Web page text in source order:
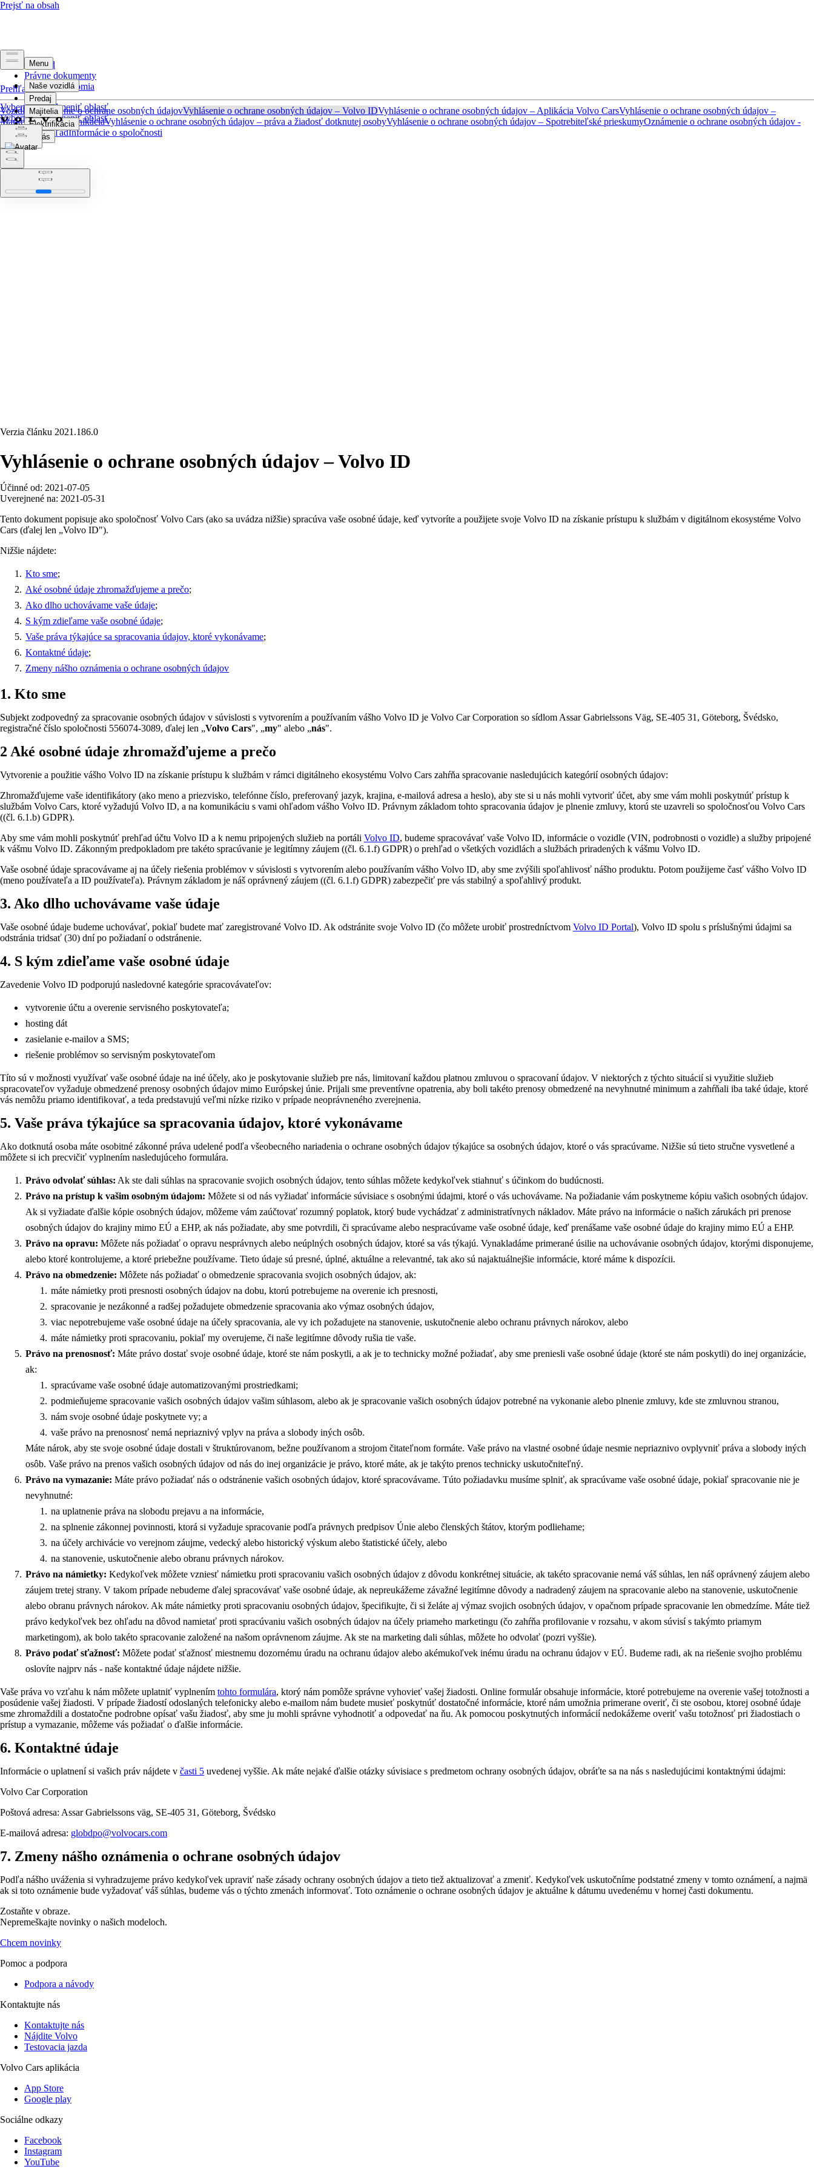
Prehľad
Právne dokumenty
Ochrana súkromia
Vyberte jazykZmeniť oblasť
Vyberte jazykZmeniť oblasť
Prehľad
Vozidlo, vyhlásenie o ochrane osobných údajovVyhlásenie o ochrane osobných údajov – Volvo IDVyhlásenie o ochrane osobných údajov – Aplikácia Volvo CarsVyhlásenie o ochrane osobných údajov –
Marketingová komunikáciaVyhlásenie o ochrane osobných údajov – práva a žiadosť dotknutej osobyVyhlásenie o ochrane osobných údajov – Spotrebiteľské prieskumyOznámenie o ochrane osobných údajov -
kamerový dohľadInformácie o spoločnosti
Verzia článku 2021.186.0
Vyhlásenie o ochrane osobných údajov – Volvo ID
Účinné od: 2021-07-05
Uverejnené na: 2021-05-31
Tento dokument popisuje ako spoločnosť Volvo Cars (ako sa uvádza nižšie) spracúva vaše osobné údaje, keď vytvoríte a použijete svoje Volvo ID na získanie prístupu k službám v digitálnom ekosystéme Volvo
Cars (ďalej len „Volvo ID").
Nižšie nájdete:
Kto sme;
Aké osobné údaje zhromažďujeme a prečo;
Ako dlho uchovávame vaše údaje;
S kým zdieľame vaše osobné údaje;
Vaše práva týkajúce sa spracovania údajov, ktoré vykonávame;
Kontaktné údaje;
Zmeny nášho oznámenia o ochrane osobných údajov
1. Kto sme
Subjekt zodpovedný za spracovanie osobných údajov v súvislosti s vytvorením a používaním vášho Volvo ID je Volvo Car Corporation so sídlom Assar Gabrielssons Väg, SE-405 31, Göteborg, Švédsko,
registračné číslo spoločnosti 556074-3089, ďalej len „Volvo Cars", „my" alebo „nás".
2 Aké osobné údaje zhromažďujeme a prečo
Vytvorenie a použitie vášho Volvo ID na získanie prístupu k službám v rámci digitálneho ekosystému Volvo Cars zahŕňa spracovanie nasledujúcich kategórií osobných údajov:
Zhromažďujeme vaše identifikátory (ako meno a priezvisko, telefónne číslo, preferovaný jazyk, krajina, e-mailová adresa a heslo), aby ste si u nás mohli vytvoriť účet, aby sme vám mohli poskytnúť prístup k
službám Volvo Cars, ktoré vyžadujú Volvo ID, a na komunikáciu s vami ohľadom vášho Volvo ID. Právnym základom tohto spracovania údajov je plnenie zmluvy, ktorú ste uzavreli so spoločnosťou Volvo Cars
((čl. 6.1.b) GDPR).
Aby sme vám mohli poskytnúť prehľad účtu Volvo ID a k nemu pripojených služieb na portáli Volvo ID, budeme spracovávať vaše Volvo ID, informácie o vozidle (VIN, podrobnosti o vozidle) a služby pripojené
k vášmu Volvo ID. Zákonným predpokladom pre takéto spracúvanie je legitímny záujem ((čl. 6.1.f) GDPR) o prehľad o všetkých vozidlách a službách priradených k vášmu Volvo ID.
Vaše osobné údaje spracovávame aj na účely riešenia problémov v súvislosti s vytvorením alebo používaním vášho Volvo ID, aby sme zvýšili spoľahlivosť nášho produktu. Potom použijeme časť vášho Volvo ID
(meno používateľa a ID používateľa). Právnym základom je náš oprávnený záujem ((čl. 6.1.f) GDPR) zabezpečiť pre vás stabilný a spoľahlivý produkt.
3. Ako dlho uchovávame vaše údaje
Vaše osobné údaje budeme uchovávať, pokiaľ budete mať zaregistrované Volvo ID. Ak odstránite svoje Volvo ID (čo môžete urobiť prostredníctvom Volvo ID Portal), Volvo ID spolu s príslušnými údajmi sa
odstránia tridsať (30) dní po požiadaní o odstránenie.
4. S kým zdieľame vaše osobné údaje
Zavedenie Volvo ID podporujú nasledovné kategórie spracovávateľov:
vytvorenie účtu a overenie servisného poskytovateľa;
hosting dát
zasielanie e-mailov a SMS;
riešenie problémov so servisným poskytovateľom
Títo sú v možnosti využívať vaše osobné údaje na iné účely, ako je poskytovanie služieb pre nás, limitovaní každou platnou zmluvou o spracovaní údajov. V niektorých z týchto situácií si využitie služieb
spracovateľov vyžaduje obmedzené prenosy osobných údajov mimo Európskej únie. Prijali sme preventívne opatrenia, aby boli takéto prenosy obmedzené na nevyhnutné minimum a zahŕňali iba také údaje, ktoré
vás nemôžu priamo identifikovať, a teda predstavujú veľmi nízke riziko v prípade neoprávneného zverejnenia.
5. Vaše práva týkajúce sa spracovania údajov, ktoré vykonávame
Ako dotknutá osoba máte osobitné zákonné práva udelené podľa všeobecného nariadenia o ochrane osobných údajov týkajúce sa osobných údajov, ktoré o vás spracúvame. Nižšie sú tieto stručne vysvetlené a
môžete si ich precvičiť vyplnením nasledujúceho formulára.
Právo odvolať súhlas: Ak ste dali súhlas na spracovanie svojich osobných údajov, tento súhlas môžete kedykoľvek stiahnuť s účinkom do budúcnosti.
Právo na prístup k vašim osobným údajom: Môžete si od nás vyžiadať informácie súvisiace s osobnými údajmi, ktoré o vás uchovávame. Na požiadanie vám poskytneme kópiu vašich osobných údajov.
Ak si vyžiadate ďalšie kópie osobných údajov, môžeme vám zaúčtovať rozumný poplatok, ktorý bude vychádzať z administratívnych nákladov. Máte právo na informácie o našich zárukách pri prenose
osobných údajov do krajiny mimo EÚ a EHP, ak nás požiadate, aby sme potvrdili, či spracúvame alebo nespracúvame vaše osobné údaje, keď prenášame vaše osobné údaje do krajiny mimo EÚ a EHP.
Právo na opravu: Môžete nás požiadať o opravu nesprávnych alebo neúplných osobných údajov, ktoré sa vás týkajú. Vynakladáme primerané úsilie na uchovávanie osobných údajov, ktorými disponujeme,
alebo ktoré kontrolujeme, a ktoré priebežne používame. Tieto údaje sú presné, úplné, aktuálne a relevantné, tak ako sú najaktuálnejšie informácie, ktoré máme k dispozícii.
Právo na obmedzenie: Môžete nás požiadať o obmedzenie spracovania svojich osobných údajov, ak:
máte námietky proti presnosti osobných údajov na dobu, ktorú potrebujeme na overenie ich presnosti,
spracovanie je nezákonné a radšej požadujete obmedzenie spracovania ako výmaz osobných údajov,
viac nepotrebujeme vaše osobné údaje na účely spracovania, ale vy ich požadujete na stanovenie, uskutočnenie alebo ochranu právnych nárokov, alebo
máte námietky proti spracovaniu, pokiaľ my overujeme, či naše legitímne dôvody rušia tie vaše.
Právo na prenosnosť: Máte právo dostať svoje osobné údaje, ktoré ste nám poskytli, a ak je to technicky možné požiadať, aby sme preniesli vaše osobné údaje (ktoré ste nám poskytli) do inej organizácie,
ak:
spracúvame vaše osobné údaje automatizovanými prostriedkami;
podmieňujeme spracovanie vašich osobných údajov vašim súhlasom, alebo ak je spracovanie vašich osobných údajov potrebné na vykonanie alebo plnenie zmluvy, kde ste zmluvnou stranou,
nám svoje osobné údaje poskytnete vy; a
vaše právo na prenosnosť nemá nepriaznivý vplyv na práva a slobody iných osôb.
Máte nárok, aby ste svoje osobné údaje dostali v štruktúrovanom, bežne používanom a strojom čitateľnom formáte. Vaše právo na vlastné osobné údaje nesmie nepriaznivo ovplyvniť práva a slobody iných
osôb. Vaše právo na prenos vašich osobných údajov od nás do inej organizácie je právo, ktoré máte, ak je takýto prenos technicky uskutočniteľný.
Právo na vymazanie: Máte právo požiadať nás o odstránenie vašich osobných údajov, ktoré spracovávame. Túto požiadavku musíme splniť, ak spracúvame vaše osobné údaje, pokiaľ spracovanie nie je
nevyhnutné:
na uplatnenie práva na slobodu prejavu a na informácie,
na splnenie zákonnej povinnosti, ktorá si vyžaduje spracovanie podľa právnych predpisov Únie alebo členských štátov, ktorým podliehame;
na účely archivácie vo verejnom záujme, vedecký alebo historický výskum alebo štatistické účely, alebo
na stanovenie, uskutočnenie alebo obranu právnych nárokov.
Právo na námietky: Kedykoľvek môžete vzniesť námietku proti spracovaniu vašich osobných údajov z dôvodu konkrétnej situácie, ak takéto spracovanie nemá váš súhlas, len náš oprávnený záujem alebo
záujem tretej strany. V takom prípade nebudeme ďalej spracovávať vaše osobné údaje, ak nepreukážeme závažné legitímne dôvody a nadradený záujem na spracovanie alebo na stanovenie, uskutočnenie
alebo obranu právnych nárokov. Ak máte námietky proti spracovaniu osobných údajov, špecifikujte, či si želáte aj výmaz svojich osobných údajov, v opačnom prípade spracovanie len obmedzíme. Máte tiež
právo kedykoľvek bez ohľadu na dôvod namietať proti spracúvaniu vašich osobných údajov na účely priameho marketingu (čo zahŕňa profilovanie v rozsahu, v akom súvisí s takýmto priamym
marketingom), ak bolo takéto spracovanie založené na našom oprávnenom záujme. Ak ste na marketing dali súhlas, môžete ho odvolať (pozri vyššie).
Právo podať sťažnosť: Môžete podať sťažnosť miestnemu dozornému úradu na ochranu údajov alebo akémukoľvek inému úradu na ochranu údajov v EÚ. Budeme radi, ak na riešenie svojho problému
oslovíte najprv nás - naše kontaktné údaje nájdete nižšie.
Vaše práva vo vzťahu k nám môžete uplatniť vyplnením tohto formulára, ktorý nám pomôže správne vyhovieť vašej žiadosti. Online formulár obsahuje informácie, ktoré potrebujeme na overenie vašej totožnosti a
posúdenie vašej žiadosti. V prípade žiadostí odoslaných telefonicky alebo e-mailom nám budete musieť poskytnúť dostatočné informácie, ktoré nám umožnia primerane overiť, či ste osobou, ktorej osobné údaje
sme zhromaždili a dostatočne podrobne opísať vašu žiadosť, aby sme ju mohli správne vyhodnotiť a odpovedať na ňu. Ak pomocou poskytnutých informácií nedokážeme overiť vašu totožnosť pri žiadostiach o
prístup a vymazanie, môžeme vás požiadať o ďalšie informácie.
6. Kontaktné údaje
Informácie o uplatnení si vašich práv nájdete v časti 5 uvedenej vyššie. Ak máte nejaké ďalšie otázky súvisiace s predmetom ochrany osobných údajov, obráťte sa na nás s nasledujúcimi kontaktnými údajmi:
Volvo Car Corporation
Poštová adresa: Assar Gabrielssons väg, SE-405 31, Göteborg, Švédsko
E-mailová adresa: globdpo@volvocars.com
7. Zmeny nášho oznámenia o ochrane osobných údajov
Podľa nášho uváženia si vyhradzujeme právo kedykoľvek upraviť naše zásady ochrany osobných údajov a tieto tiež aktualizovať a zmeniť. Kedykoľvek uskutočníme podstatné zmeny v tomto oznámení, a najmä
ak si toto oznámenie bude vyžadovať váš súhlas, budeme vás o týchto zmenách informovať. Toto oznámenie o ochrane osobných údajov je aktuálne k dátumu uvedenému v hornej časti dokumentu.